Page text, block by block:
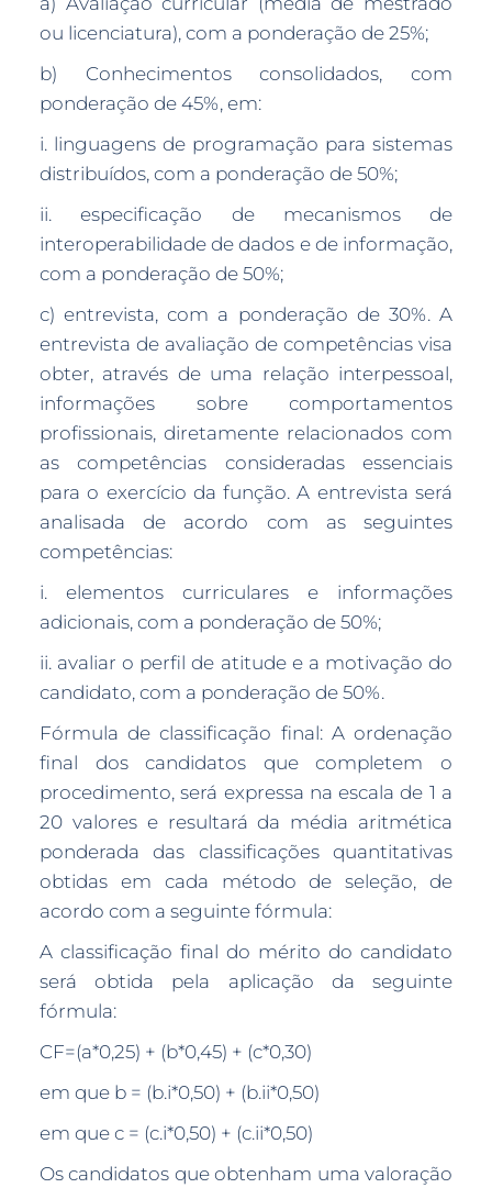
ou licenciatura), com a ponderação de 25%;
b) Conhecimentos consolidados, com
ponderação de 45%, em:
i. linguagens de programação para sistemas
distribuídos, com a ponderação de 50%;
ii. especificação de mecanismos de
interoperabilidade de dados e de informação,
com a ponderação de 50%;
c) entrevista, com a ponderação de 30%. A
entrevista de avaliação de competências visa
obter, através de uma relação interpessoal,
informações sobre comportamentos
profissionais, diretamente relacionados com
as competências consideradas essenciais
para o exercício da função. A entrevista será
analisada de acordo com as seguintes
competências:
i. elementos curriculares e informações
adicionais, com a ponderação de 50%;
ii. avaliar o perfil de atitude e a motivação do
candidato, com a ponderação de 50%.
Fórmula de classificação final: A ordenação
final dos candidatos que completem o
procedimento, será expressa na escala de 1 a
20 valores e resultará da média aritmética
ponderada das classificações quantitativas
obtidas em cada método de seleção, de
acordo com a seguinte fórmula:
A classificação final do mérito do candidato
será obtida pela aplicação da seguinte
fórmula:
CF=(a*0,25) + (b*0,45) + (c*0,30)
em que b = (b.i*0,50) + (b.ii*0,50)
em que c = (c.i*0,50) + (c.ii*0,50)
Os candidatos que obtenham uma valoração